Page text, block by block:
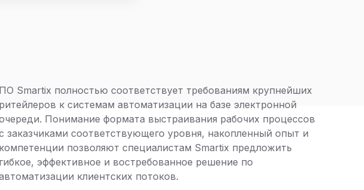
ПО Smartix полностью соответствует требованиям крупнейших
ритейлеров к системам автоматизации на базе электронной
Понимание формата выстраивания рабочих процессов
заказчиками соответствующего уровня, накопленный опыт и
компетенции позволяют специалистам Smartix предложить
гибкое, эффективное и востребованное решение по
клиентских потоков.